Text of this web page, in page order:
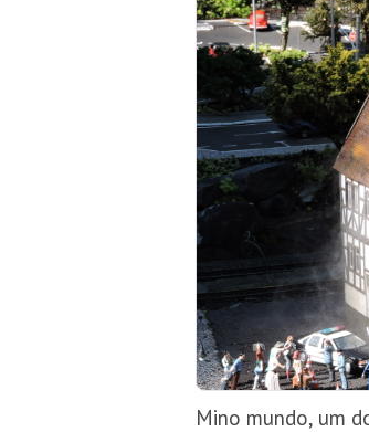
Mino mundo, um